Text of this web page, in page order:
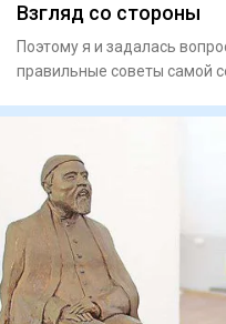
Взгляд со стороны
Поэтому я и задалась
правильные советы самой